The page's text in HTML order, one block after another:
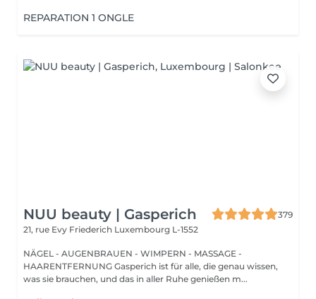
REPARATION 1 ONGLE
NUU beauty | Gasperich
379
21, rue Evy Friederich Luxembourg L-1552
NÄGEL - AUGENBRAUEN - WIMPERN - MASSAGE -
HAARENTFERNUNG Gasperich ist für alle, die genau wissen,
was sie brauchen, und das in aller Ruhe genießen m...